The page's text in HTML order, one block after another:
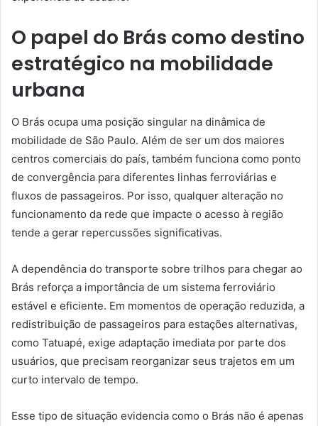
O papel do Brás como destino
estratégico na mobilidade
urbana
O Brás ocupa uma posição singular na dinâmica de
mobilidade de São Paulo. Além de ser um dos maiores
centros comerciais do país, também funciona como ponto
de convergência para diferentes linhas ferroviárias e
fluxos de passageiros. Por isso, qualquer alteração no
funcionamento da rede que impacte o acesso à região
tende a gerar repercussões significativas.
A dependência do transporte sobre trilhos para chegar ao
Brás reforça a importância de um sistema ferroviário
estável e eficiente. Em momentos de operação reduzida, a
redistribuição de passageiros para estações alternativas,
como Tatuapé, exige adaptação imediata por parte dos
usuários, que precisam reorganizar seus trajetos em um
curto intervalo de tempo.
Esse tipo de situação evidencia como o Brás não é apenas